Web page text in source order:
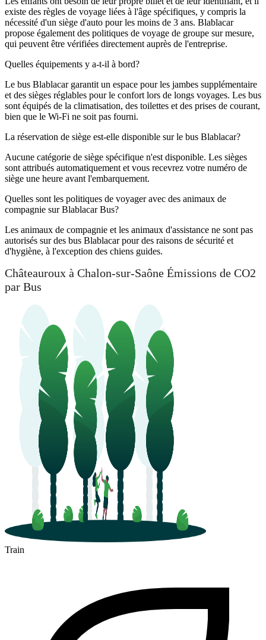
existe des règles de voyage liées à l'âge spécifiques, y compris la
nécessité d'un siège d'auto pour les moins de 3 ans. Blablacar
propose également des politiques de voyage de groupe sur mesure,
qui peuvent être vérifiées directement auprès de l'entreprise.
Quelles équipements y a-t-il à bord?
Le bus Blablacar garantit un espace pour les jambes supplémentaire
et des sièges réglables pour le confort lors de longs voyages. Les bus
sont équipés de la climatisation, des toilettes et des prises de courant,
bien que le Wi-Fi ne soit pas fourni.
La réservation de siège est-elle disponible sur le bus Blablacar?
Aucune catégorie de siège spécifique n'est disponible. Les sièges
sont attribués automatiquement et vous recevrez votre numéro de
siège une heure avant l'embarquement.
Quelles sont les politiques de voyager avec des animaux de
compagnie sur Blablacar Bus?
Les animaux de compagnie et les animaux d'assistance ne sont pas
autorisés sur des bus Blablacar pour des raisons de sécurité et
d'hygiène, à l'exception des chiens guides.
Châteauroux à Chalon-sur-Saône Émissions de CO2
par Bus
Train